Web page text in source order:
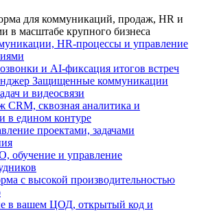
для коммуникаций, продаж, HR и
в масштабе крупного бизнеса
HR-процессы и управление
и AI-фиксация итогов встреч
Защищенные коммуникации
и видеосвязи
CRM, сквозная аналитика и
в едином контуре
проектами, задачами
обучение и управление
с высокой производительностью
в вашем ЦОД, открытый код и